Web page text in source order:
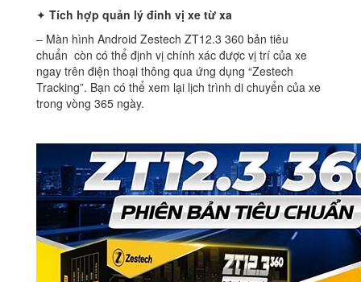
✦ Tích hợp quản lý đinh vị xe từ xa
– Màn hình Android Zestech ZT12.3 360 bản tiêu
chuẩn còn có thể định vị chính xác được vị trí của xe
ngay trên điện thoại thông qua ứng dụng “Zestech
Tracking”. Bạn có thể xem lại lịch trình di chuyển của xe
trong vòng 365 ngày.